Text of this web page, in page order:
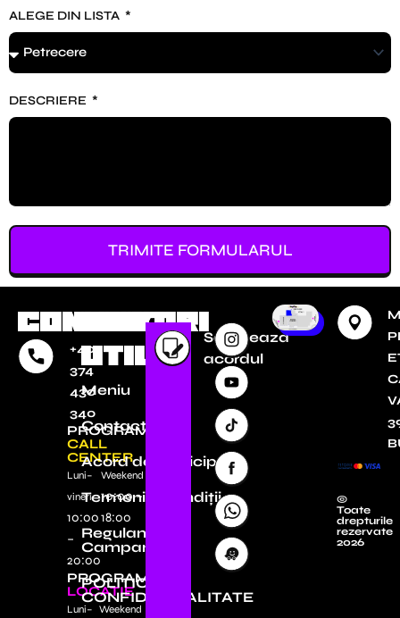
ALEGE DIN LISTA
DESCRIERE
TRIMITE FORMULARUL
CONTACT
+40
374
430
340
PROGRAM
CALL
CENTER
Luni–
vineri
10:00
–
20:00
Weekend
10:00 –
18:00
PROGRAM
LOCATIE
Luni– Weekend
LINKURI
UTILE
Meniu
Contact
Acord de participare
Termeni și condiții
Regulamente
Campanii
POLITICA DE
CONFIDENȚIALITATE
Semneaza
acordul
©
Toate
drepturile
rezervate
2026